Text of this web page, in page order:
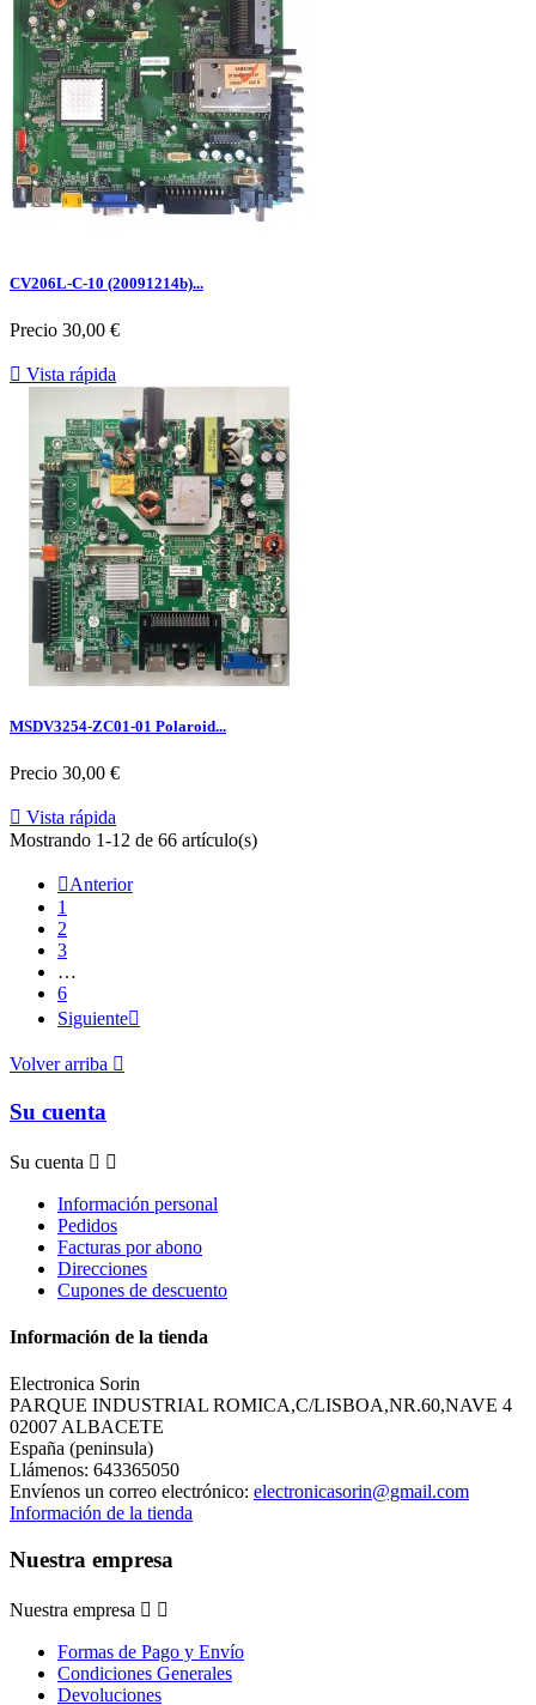
CV206L-C-10 (20091214b)...
Precio 30,00 €
 Vista rápida
MSDV3254-ZC01-01 Polaroid...
Precio 30,00 €
 Vista rápida
Mostrando 1-12 de 66 artículo(s)
Anterior
1
2
3
…
6
Siguiente
Volver arriba 
Su cuenta
Su cuenta  
Información personal
Pedidos
Facturas por abono
Direcciones
Cupones de descuento
Información de la tienda
Electronica Sorin
PARQUE INDUSTRIAL ROMICA,C/LISBOA,NR.60,NAVE 4
02007 ALBACETE
España (peninsula)
Llámenos: 643365050
Envíenos un correo electrónico: electronicasorin@gmail.com
Información de la tienda
Nuestra empresa
Nuestra empresa  
Formas de Pago y Envío
Condiciones Generales
Devoluciones